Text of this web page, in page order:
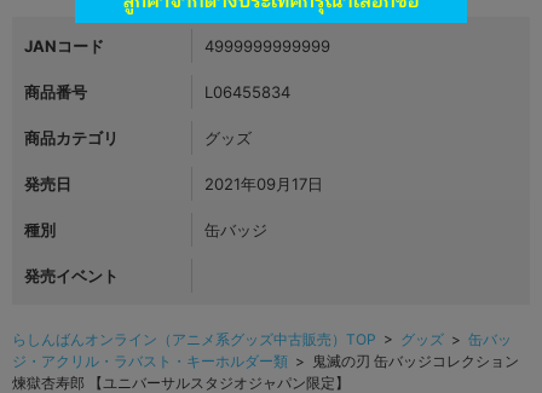
JANコード 4999999999999
商品番号 L06455834
商品カテゴリ グッズ
発売日 2021年09月17日
種別 缶バッジ
発売イベント
らしんばんオンライン（アニメ系グッズ中古販売）TOP > グッズ > 缶バッ
ジ・アクリル・ラバスト・キーホルダー類 > 鬼滅の刃 缶バッジコレクション
煉獄杏寿郎 【ユニバーサルスタジオジャパン限定】